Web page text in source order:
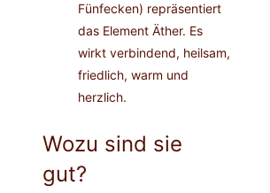
Fünfecken) repräsentiert
das Element Äther. Es
wirkt verbindend, heilsam,
friedlich, warm und
herzlich.
Wozu sind sie
gut?